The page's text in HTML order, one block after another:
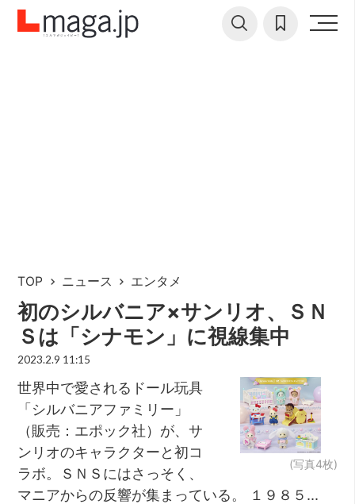
TOP ニュース エンタメ
初のシルバニア×サンリオ、ＳＮ
Ｓは「シナモン」に視線集中
2023.2.9 11:15
(写真4枚)
世界中で愛されるドール玩具
「シルバニアファミリー」
（販売：エポック社）が、サ
ンリオのキャラクターと初コ
ラボ。ＳＮＳにはさっそく、
マニアからの反響が集まっている。 １９８５...